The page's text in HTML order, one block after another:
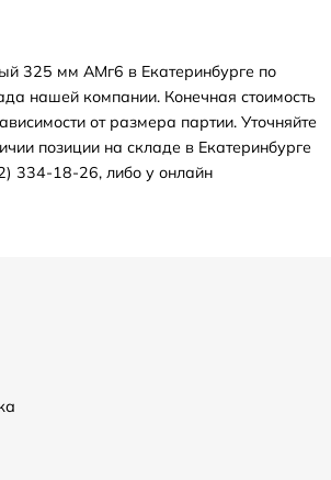
325 мм АМг6 в Екатеринбурге по
нашей компании. Конечная стоимость
от размера партии. Уточняйте
позиции на складе в Екатеринбурге
334-18-26, либо у онлайн